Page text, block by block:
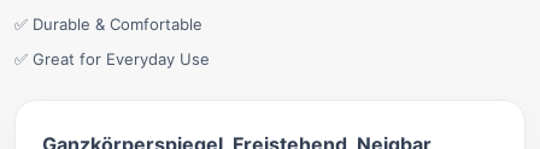
✅ Durable & Comfortable
✅ Great for Everyday Use
Ganzkörperspiegel, Freistehend, Neigbar,